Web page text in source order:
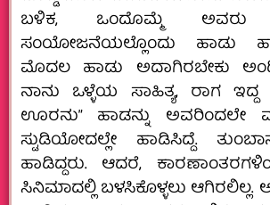
ಬಳಿಕ, ಒಂದೊಮ್ಮೆ ಅವರು
ಸಂಯೋಜನೆಯಲ್ಲೊಂದು ಹಾಡು
ಮೊದಲ ಹಾಡು ಅದಾಗಿರಬೇಕು
ನಾನು ಒಳ್ಳೆಯ ಸಾಹಿತ್ಯ, ರಾಗ ಇದ್ದ
ಊರನು” ಹಾಡನ್ನು ಅವರಿಂದಲೇ
ಸ್ಟುಡಿಯೋದಲ್ಲೇ ಹಾಡಿಸಿದ್ದೆ.
ಹಾಡಿದ್ದರು. ಆದರೆ,
ಸಿನಿಮಾದಲ್ಲಿ ಬಳಸಿಕೊಳ್ಳಲು ಆಗಿರಲಿಲ್ಲ.